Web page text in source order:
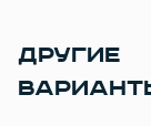
ДРУГИЕ